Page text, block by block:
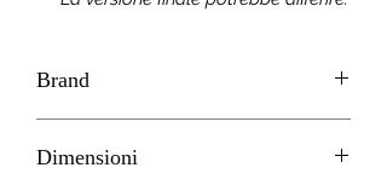
Brand
Dimensioni